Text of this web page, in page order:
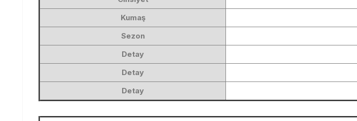
Kumaş
Sezon
Detay
Detay
Detay